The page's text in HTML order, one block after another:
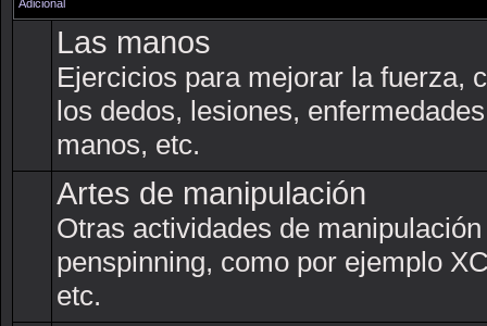
Adicional
Las manos
Ejercicios para mejorar la fuerza,
los dedos, lesiones,
manos, etc.
Artes de manipulación
Otras actividades de
penspinning, como por ejemplo
etc.